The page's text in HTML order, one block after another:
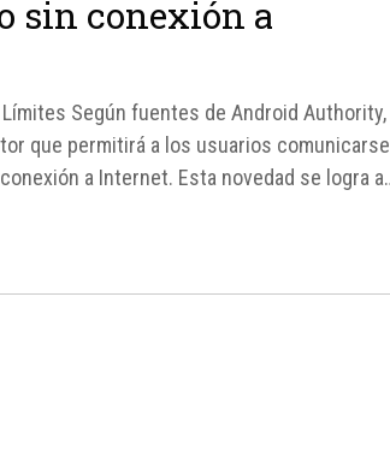
sin conexión a
Según fuentes de Android Authority,
que permitirá a los usuarios comunicarse
a Internet. Esta novedad se logra a